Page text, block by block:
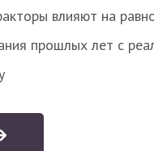
влияют на
прошлых лет с